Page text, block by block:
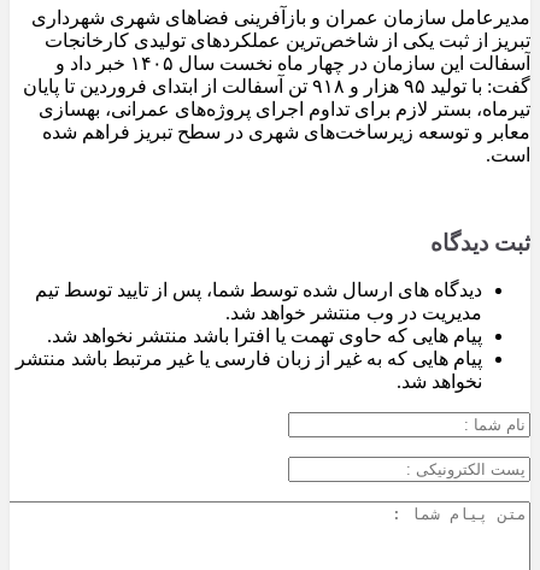
مدیرعامل سازمان عمران و بازآفرینی فضاهای شهری شهرداری
تبریز از ثبت یکی از شاخص‌ترین عملکردهای تولیدی کارخانجات
آسفالت این سازمان در چهار ماه نخست سال ۱۴۰۵ خبر داد و
گفت: با تولید ۹۵ هزار و ۹۱۸ تن آسفالت از ابتدای فروردین تا پایان
تیرماه، بستر لازم برای تداوم اجرای پروژه‌های عمرانی، بهسازی
معابر و توسعه زیرساخت‌های شهری در سطح تبریز فراهم شده
است.
ثبت دیدگاه
دیدگاه های ارسال شده توسط شما، پس از تایید توسط تیم
مدیریت در وب منتشر خواهد شد.
پیام هایی که حاوی تهمت یا افترا باشد منتشر نخواهد شد.
پیام هایی که به غیر از زبان فارسی یا غیر مرتبط باشد منتشر
نخواهد شد.